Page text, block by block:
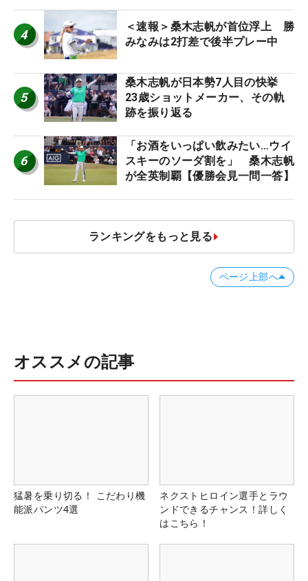
4
＜速報＞桑木志帆が首位浮上 勝
みなみは2打差で後半プレー中
5
桑木志帆が日本勢7人目の快挙
23歳ショットメーカー、その軌
跡を振り返る
6
「お酒をいっぱい飲みたい…ウイ
スキーのソーダ割を」 桑木志帆
が全英制覇【優勝会見一問一答】
ランキングをもっと見る
ページ上部へ
オススメの記事
猛暑を乗り切る！ こだわり機
能派パンツ4選
ネクストヒロイン選手とラウ
ンドできるチャンス！詳しく
はこちら！